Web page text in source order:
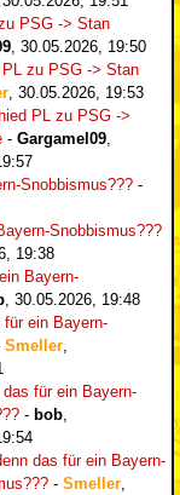
PSG -> Stan
30.05.2026, 19:50
zu PSG -> Stan
30.05.2026, 19:53
PL zu PSG ->
- Gargamel09
Snobbismus??? -
Snobbismus???
19:38
Bayern-
30.05.2026, 19:48
ein Bayern-
Smeller
für ein Bayern-
- bob
das für ein Bayern-
- Smeller